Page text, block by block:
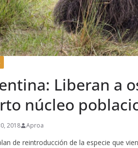
Liberan a
núcleo
2018 Aproa
de reintroducción de la especie que